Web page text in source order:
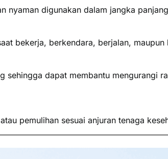
nyaman digunakan dalam jangka
bekerja, berkendara, berjalan,
sehingga dapat membantu mengurangi
pemulihan sesuai anjuran tenaga